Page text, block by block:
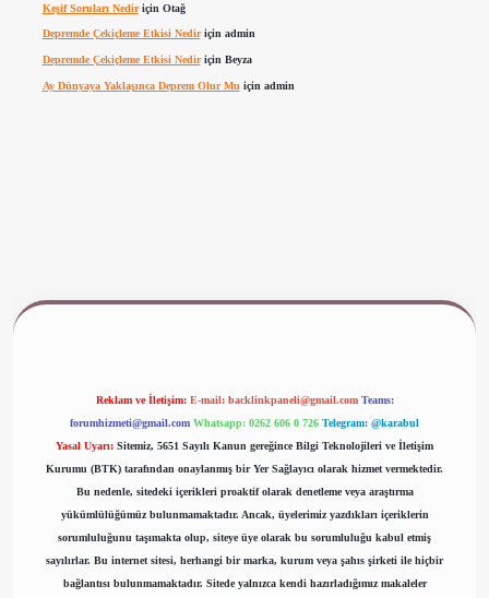
Keşif Soruları Nediriçin Otağ
Depremde Çekiçleme Etkisi Nediriçin admin
Depremde Çekiçleme Etkisi Nediriçin Beyza
Ay Dünyaya Yaklaşınca Deprem Olur Mu için admin
Reklam ve İletişim: E-mail: backlinkpaneli@gmail.com Teams:
forumhizmeti@gmail.com Whatsapp: 0262 606 0 726 Telegram: @karabul
Yasal Uyarı: Sitemiz, 5651 Sayılı Kanun gereğince Bilgi Teknolojileri ve İletişim
Kurumu (BTK) tarafından onaylanmış bir Yer Sağlayıcı olarak hizmet vermektedir.
Bu nedenle, sitedeki içerikleri proaktif olarak denetleme veya araştırma
yükümlülüğümüz bulunmamaktadır. Ancak, üyelerimiz yazdıkları içeriklerin
sorumluluğunu taşımakta olup, siteye üye olarak bu sorumluluğu kabul etmiş
sayılırlar. Bu internet sitesi, herhangi bir marka, kurum veya şahıs şirketi ile hiçbir
bağlantısı bulunmamaktadır. Sitede yalnızca kendi hazırladığımız makaleler